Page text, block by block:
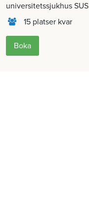
universitetssjukhus SUS
15 platser kvar
Boka